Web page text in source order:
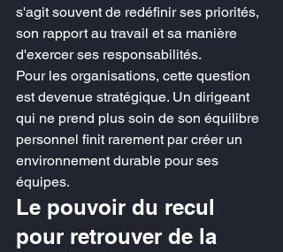
s'agit souvent de redéfinir ses priorités,
son rapport au travail et sa manière
d'exercer ses responsabilités.
Pour les organisations, cette question
est devenue stratégique. Un dirigeant
qui ne prend plus soin de son équilibre
personnel finit rarement par créer un
environnement durable pour ses
équipes.
Le pouvoir du recul
pour retrouver de la